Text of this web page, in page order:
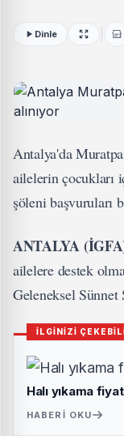
Dinle
Antalya'da
ailelerin çocukları
şöleni başvuruları
ANTALYA
ailelere destek
Geleneksel Sünnet
İLGİNİZİ
Halı yıkama
HABERI OKU